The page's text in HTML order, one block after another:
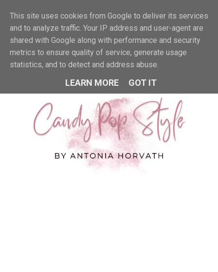
MENU
This site uses cookies from Google to deliver its services
and to analyze traffic. Your IP address and user-agent are
shared with Google along with performance and security
metrics to ensure quality of service, generate usage
statistics, and to detect and address abuse.
LEARN MORE GOT IT